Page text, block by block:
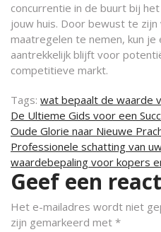
concurrentie in de buurt bij
jouw huis. Door bewust te
maatregelen te nemen, kun
aantrekkelijk blijft voor
competitieve markt.
Tags: wat bepaalt de waarde
De Ultieme Gids voor een
Oude Glorie naar Nieuwe
Professionele schatting van
waardebepaling voor kopers
Geef een
Het e-mailadres wordt niet
zijn gemarkeerd met *